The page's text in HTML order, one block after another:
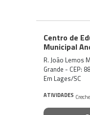
Centro de
Municipal
R. João Lemos
Grande - CEP:
Em Lages/SC
ATIVIDADES